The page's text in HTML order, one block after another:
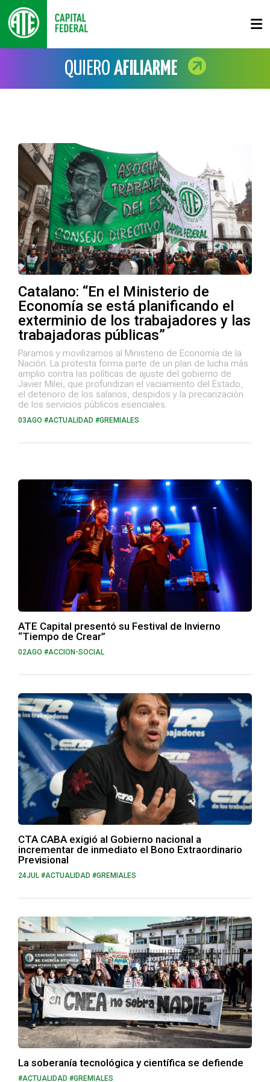
QUIERO AFILIARME
Catalano: “En el Ministerio de
Economía se está planificando el
exterminio de los trabajadores y las
trabajadoras públicas”
Paramos y movilizamos al Ministerio de Economía de la
Nación. La protesta forma parte de un plan de lucha más
amplio contra las políticas de ajuste del gobierno de
Javier Milei, que profundizan el vaciamiento del Estado,
el deterioro de los salarios, despidos y la precarización
de los servicios públicos esenciales.
03AGO #ACTUALIDAD #GREMIALES
ATE Capital presentó su Festival de Invierno
“Tiempo de Crear”
02AGO #ACCION-SOCIAL
CTA CABA exigió al Gobierno nacional a
incrementar de inmediato el Bono Extraordinario
Previsional
24JUL #ACTUALIDAD #GREMIALES
La soberanía tecnológica y científica se defiende
#ACTUALIDAD #GREMIALES